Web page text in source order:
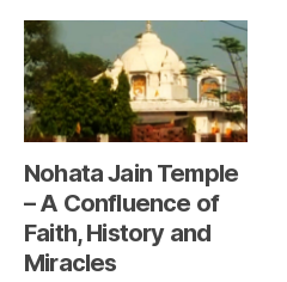
Nohata Jain Temple
– A Confluence of
Faith, History and
Miracles